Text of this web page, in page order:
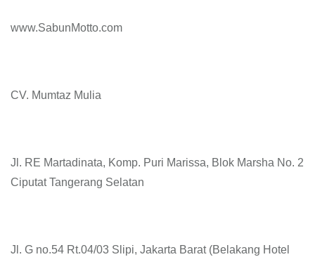
www.SabunMotto.com
CV. Mumtaz Mulia
Jl. RE Martadinata, Komp. Puri Marissa, Blok Marsha No. 2
Ciputat Tangerang Selatan
Jl. G no.54 Rt.04/03 Slipi, Jakarta Barat (Belakang Hotel